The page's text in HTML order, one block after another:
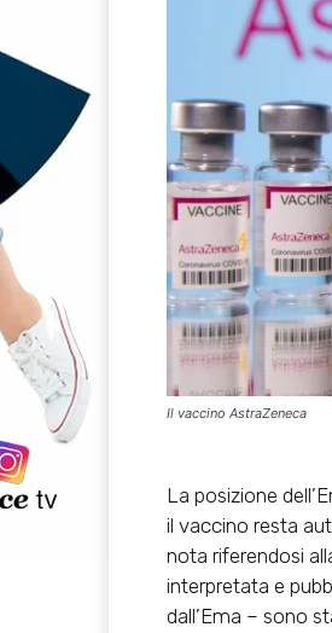
Il vaccino AstraZeneca
La posizione
il vaccino resta
nota riferendosi
interpretata e
dall’Ema – sono